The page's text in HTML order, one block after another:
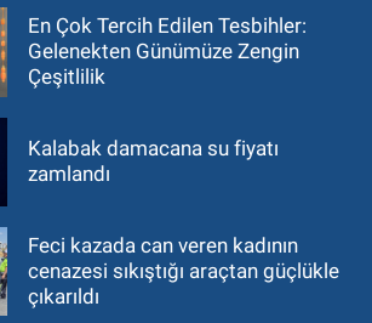
En Çok Tercih Edilen Tesbihler:
Gelenekten Günümüze Zengin
Çeşitlilik
Kalabak damacana su fiyatı
zamlandı
Feci kazada can veren kadının
cenazesi sıkıştığı araçtan güçlükle
çıkarıldı